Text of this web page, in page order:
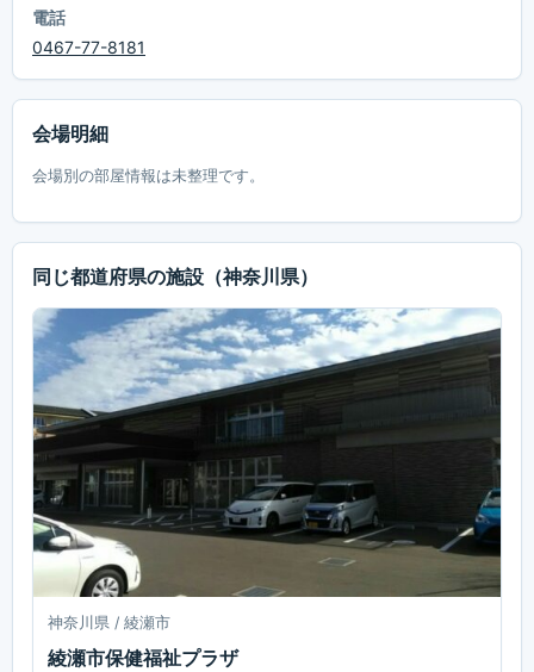
電話
0467-77-8181
会場明細
会場別の部屋情報は未整理です。
同じ都道府県の施設 （神奈川県）
神奈川県 / 綾瀬市
綾瀬市保健福祉プラザ